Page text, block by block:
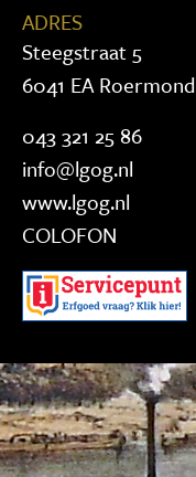
ADRES
Steegstraat 5
6041 EA Roermond
043 321 25 86
info@lgog.nl
www.lgog.nl
COLOFON